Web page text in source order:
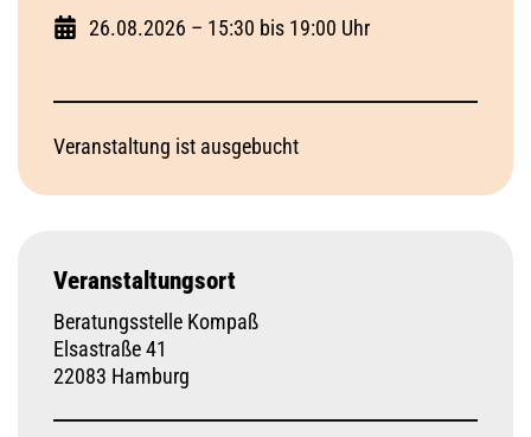
26.08.2026 – 15:30 bis 19:00 Uhr
Veranstaltung ist ausgebucht
Veranstaltungsort
Beratungsstelle Kompaß
Elsastraße 41
22083 Hamburg